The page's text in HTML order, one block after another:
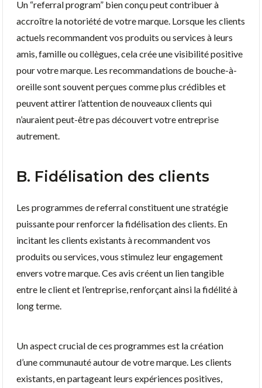
Un “referral program” bien conçu peut contribuer à
accroître la notoriété de votre marque. Lorsque les clients
actuels recommandent vos produits ou services à leurs
amis, famille ou collègues, cela crée une visibilité positive
pour votre marque. Les recommandations de bouche-à-
oreille sont souvent perçues comme plus crédibles et
peuvent attirer l’attention de nouveaux clients qui
n’auraient peut-être pas découvert votre entreprise
autrement.
B. Fidélisation des clients
Les programmes de referral constituent une stratégie
puissante pour renforcer la fidélisation des clients. En
incitant les clients existants à recommandent vos
produits ou services, vous stimulez leur engagement
envers votre marque. Ces avis créent un lien tangible
entre le client et l’entreprise, renforçant ainsi la fidélité à
long terme.
Un aspect crucial de ces programmes est la création
d’une communauté autour de votre marque. Les clients
existants, en partageant leurs expériences positives,